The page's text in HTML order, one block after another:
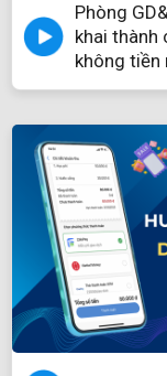
Phòng
khai thành
không tiền